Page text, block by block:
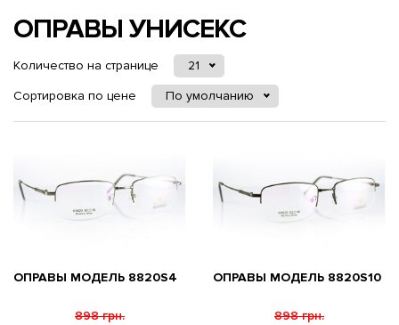
ОПРАВЫ УНИСЕКС
Количество на странице
21
Сортировка по цене
По умолчанию
ОПРАВЫ МОДЕЛЬ 8820S4
898 грн.
ОПРАВЫ МОДЕЛЬ 8820S10
898 грн.